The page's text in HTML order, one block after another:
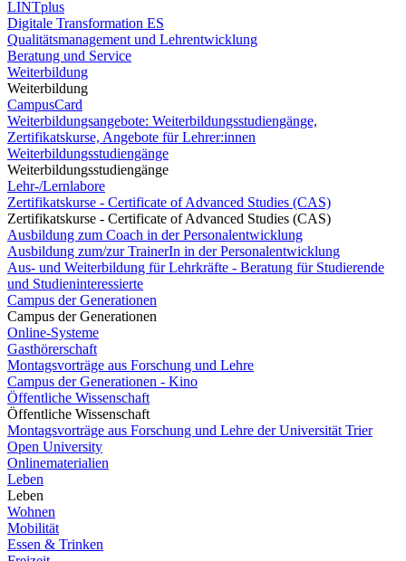
LINTplus
Digitale Transformation ES
Qualitätsmanagement und Lehrentwicklung
Beratung und Service
Weiterbildung
Weiterbildung
CampusCard
Weiterbildungsangebote: Weiterbildungsstudiengänge,
Zertifikatskurse, Angebote für Lehrer:innen
Weiterbildungsstudiengänge
Weiterbildungsstudiengänge
Lehr-/Lernlabore
Zertifikatskurse - Certificate of Advanced Studies (CAS)
Zertifikatskurse - Certificate of Advanced Studies (CAS)
Ausbildung zum Coach in der Personalentwicklung
Ausbildung zum/zur TrainerIn in der Personalentwicklung
Aus- und Weiterbildung für Lehrkräfte - Beratung für Studierende
und Studieninteressierte
Campus der Generationen
Campus der Generationen
Online-Systeme
Gasthörerschaft
Montagsvorträge aus Forschung und Lehre
Campus der Generationen - Kino
Öffentliche Wissenschaft
Öffentliche Wissenschaft
Montagsvorträge aus Forschung und Lehre der Universität Trier
Open University
Onlinematerialien
Leben
Leben
Wohnen
Mobilität
Essen & Trinken